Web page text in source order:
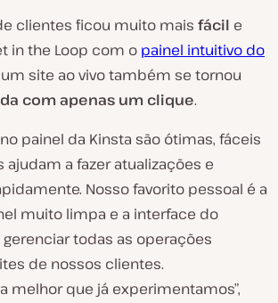
clientes ficou muito mais fácil e
in the Loop com o painel intuitivo do
um site ao vivo também se tornou
com apenas um clique.
painel da Kinsta são ótimas, fáceis
ajudam a fazer atualizações e
Nosso favorito pessoal é a
muito limpa e a interface do
gerenciar todas as operações
de nossos clientes.
melhor que já experimentamos”,